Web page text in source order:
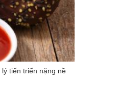
tiến triển nặng nề